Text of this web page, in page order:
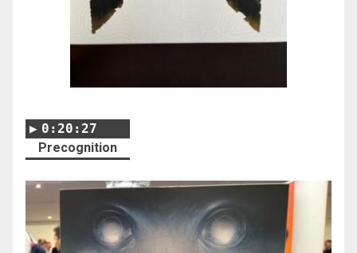
0:20:27
Precognition